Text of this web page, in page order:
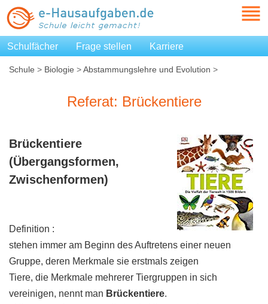
Schulfächer Frage stellen Karriere
Schule > Biologie >Abstammungslehre und Evolution >
Referat: Brückentiere
Brückentiere
(Übergangsformen,
Zwischenformen)
Definition :
stehen immer am Beginn des Auftretens einer neuen
Gruppe, deren Merkmale sie erstmals zeigen
Tiere, die Merkmale mehrerer Tiergruppen in sich
vereinigen, nennt man Brückentiere.